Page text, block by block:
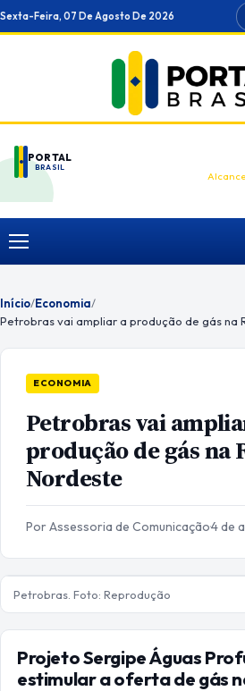
Ir
para
Sexta-Feira, 07 De Agosto De 2026
PORTAL
BRASIL
Menu
Início/Economia/
Petrobras vai ampliar a produção de gás na
ECONOMIA
Petrobras vai
produção de gás na
Nordeste
Por Assessoria de Comunicação·4 de
Petrobras. Foto: Reprodução
Projeto Sergipe Águas
estimular a oferta de gás